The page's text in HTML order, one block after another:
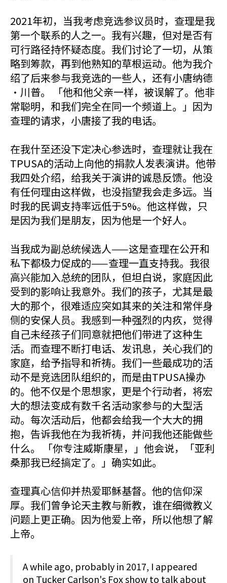
2021年初，当我考虑竞选参议员时，查理是我
第一个联系的人之一。我有兴趣，但对是否有
可行路径持怀疑态度。我们讨论了一切，从策
略到筹款，再到他熟知的草根运动。他为我介
绍了后来参与我竞选的一些人，还有小唐纳德
·川普。 「他和他父亲一样，被误解了。他非
常聪明，和我们完全在同一个频道上。」因为
查理的请求，小唐接了我的电话。
在我什至还没下定决心参选时，查理就让我在
TPUSA的活动上向他的捐款人发表演讲。他带
我四处介绍，给我关于演讲的诚恳反馈。他没
有任何理由这样做，也没指望我会走多远。当
时我的民调支持率远低于5%。他这样做，只
是因为我们是朋友，因为他是一个好人。
当我成为副总统候选人——这是查理在公开和
私下都极力促成的——查理一直支持我。我很
高兴能加入总统的团队，但坦白说，家庭因此
受到的影响让我意外。我们的孩子，尤其是最
大的那个，很难适应突如其来的关注和常伴身
侧的安保人员。我感到一种强烈的内疚，觉得
自己未经孩子们同意就把他们带进了这种生
活。而查理不断打电话、发讯息，关心我们的
家庭，给予指导和祈祷。我们一些最成功的活
动不是竞选团队组织的，而是由TPUSA操办
的。他不仅是个思想家，更是个行动者，将宏
大的想法变成有数千名活动家参与的大型活
动。每次活动后，他都会给我一个大大的拥
抱，告诉我他在为我祈祷，并问我他还能做些
什么。 「你专注威斯康星，」他会说，「亚利
桑那我已经搞定了。」确实如此。
查理真心信仰并热爱耶稣基督。他的信仰深
厚。我们曾争论天主教与新教，谁在细微教义
问题上更正确。因为他爱上帝，所以他想了解
上帝。
A while ago, probably in 2017, I appeared
on Tucker Carlson's Fox show to talk about